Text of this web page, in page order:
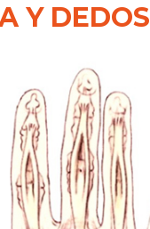
Y DEDOS